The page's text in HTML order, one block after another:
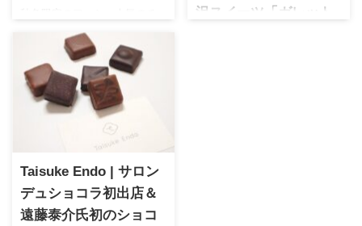
ョコレート菓子のガレ。香ば
しいナッツと上品な甘さのチ
ョコの相性がバッチリノかわ
いらしいスイーツです
沢スイーツ「ガレット
Taisuke Endo | サロン
デュショコラ初出店＆
遠藤泰介氏初のショコ